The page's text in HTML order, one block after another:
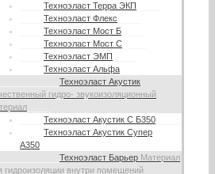
Техноэласт Терра ЭКП
Техноэласт Флекс
Техноэласт Мост Б
Техноэласт Мост С
Техноэласт ЭМП
Техноэласт Альфа
Техноэласт Акустик
гидро- звукоизоляционный
Техноэласт Акустик С Б350
Техноэласт Акустик Супер
А350
Техноэласт Барьер Материал
гидроизоляции внутри помещений